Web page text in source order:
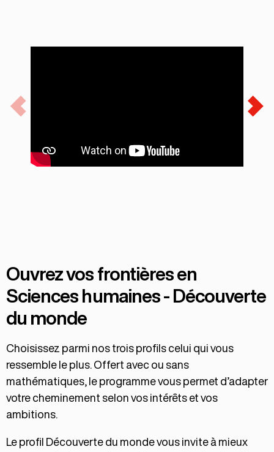
Ouvrez vos frontières en
Sciences humaines - Découverte
du monde
Choisissez parmi nos trois profils celui qui vous
ressemble le plus. Offert avec ou sans
mathématiques, le programme vous permet d’adapter
votre cheminement selon vos intérêts et vos
ambitions.
Le profil Découverte du monde vous invite à mieux